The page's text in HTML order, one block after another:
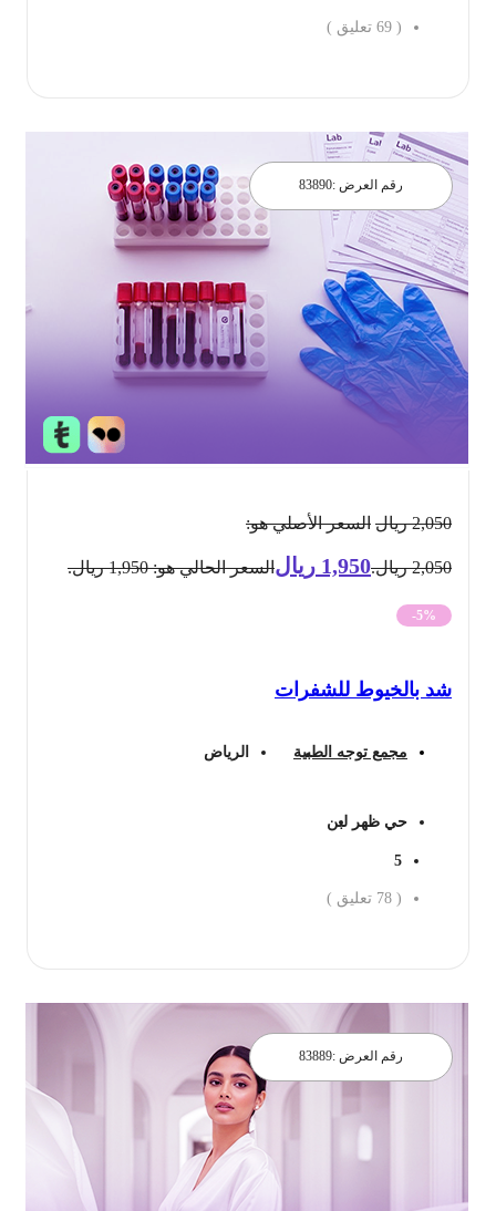
69 تعليق )
رقم العرض : 83890
2,050 ريال السعر الأصلي هو:
2,050 ريال. 1,950 ريالالسعر الحالي هو: 1,950 ريال.
-5%
شد بالخيوط للشفرات
مجمع توجه الطبية الرياض
حي ظهر لبن
78 تعليق )
رقم العرض : 83889